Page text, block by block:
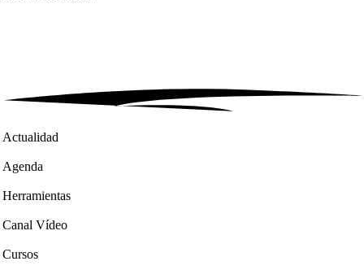
Actualidad
Agenda
Herramientas
Canal Vídeo
Cursos